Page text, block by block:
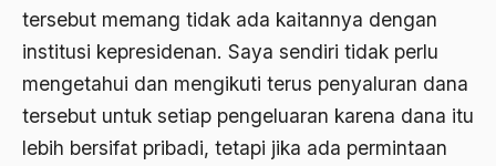
tersebut memang tidak ada kaitannya dengan
institusi kepresidenan. Saya sendiri tidak perlu
mengetahui dan mengikuti terus penyaluran dana
tersebut untuk setiap pengeluaran karena dana itu
lebih bersifat pribadi, tetapi jika ada permintaan
Arogansi Birokrasi
Arrigo Sacchi
Arswendo
Arswendo Atmowiloto